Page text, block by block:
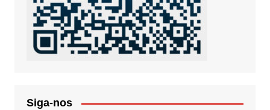
Siga-nos